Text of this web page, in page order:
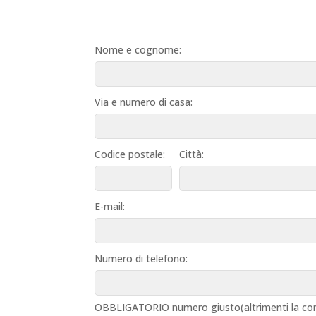
Nome e cognome:
Via e numero di casa:
Codice postale: Città:
E-mail:
Numero di telefono:
OBBLIGATORIO numero giusto(altrimenti la